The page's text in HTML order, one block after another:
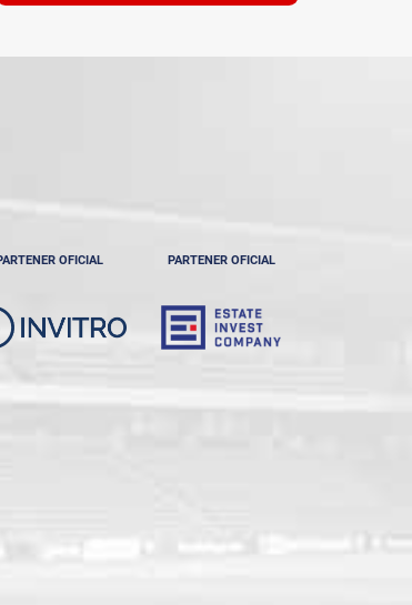
OFICIAL PARTENER OFICIAL